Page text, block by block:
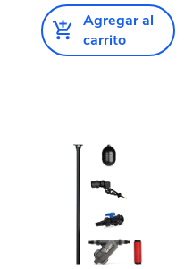
Agregar al
carrito